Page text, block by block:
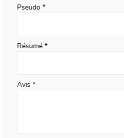
Pseudo
Résumé
Avis